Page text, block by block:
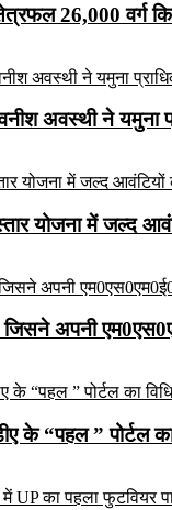
26,000 वर्ग
अवस्थी ने यमुना
योजना में जल्द
जिसने अपनी
के “पहल ” पोर्टल